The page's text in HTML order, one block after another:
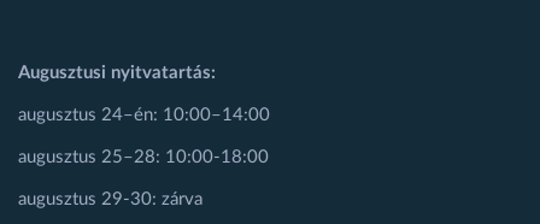
Augusztusi nyitvatartás:
augusztus 24–én: 10:00–14:00
augusztus 25–28: 10:00-18:00
augusztus 29-30: zárva